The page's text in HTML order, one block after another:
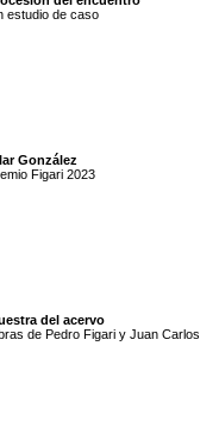
estudio de caso
González
Figari 2023
del acervo
de Pedro Figari y Juan Carlos